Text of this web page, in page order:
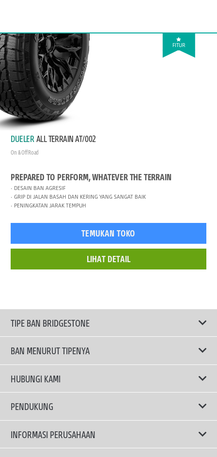
FITUR
DUELER ALL TERRAIN AT/002
On & Off Road
PREPARED TO PERFORM, WHATEVER THE TERRAIN
DESAIN BAN AGRESIF
GRIP DI JALAN BASAH DAN KERING YANG SANGAT BAIK
PENINGKATAN JARAK TEMPUH
TEMUKAN TOKO
LIHAT DETAIL
TIPE BAN BRIDGESTONE
TRUCKS & BUSES TYRES
BAN MENURUT TIPENYA
Ban ENLITEN
Ban Performa
Ban Touring
HUBUNGI KAMI
Email Kami
PENDUKUNG
Privacy Policy
Terms Of Use
INFORMASI PERUSAHAAN